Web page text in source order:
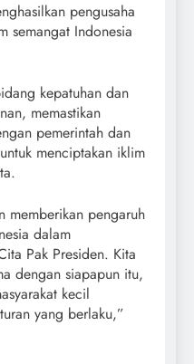
pengusaha
semangat Indonesia
kepatuhan dan
memastikan
pemerintah dan
menciptakan iklim
memberikan pengaruh
dalam
Pak Presiden. Kita
dengan siapapun itu,
kecil
yang berlaku,”